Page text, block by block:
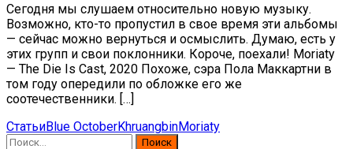
Сегодня мы слушаем относительно новую музыку.
Возможно, кто-то пропустил в свое время эти альбомы
— сейчас можно вернуться и осмыслить. Думаю, есть у
этих групп и свои поклонники. Короче, поехали! Moriaty
— The Die Is Cast, 2020 Похоже, сэра Пола Маккартни в
том году опередили по обложке его же
соотечественники. […]
СтатьиBlue OctoberKhruangbinMoriaty
Найти: